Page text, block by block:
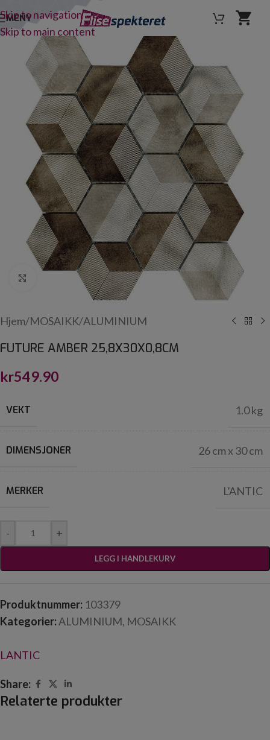
Skip to navigation
Skip to main content
MENY
Click to enlarge
Hjem/MOSAIKK/ALUMINIUM
FUTURE AMBER 25,8X30X0,8CM
kr549.90
VEKT 1.0 kg
DIMENSJONER 26 cm x 30 cm
MERKER L’ANTIC
- +
LEGG I HANDLEKURV
Produktnummer: 103379
Kategorier:ALUMINIUM, MOSAIKK
LANTIC
Share:
Relaterte produkter